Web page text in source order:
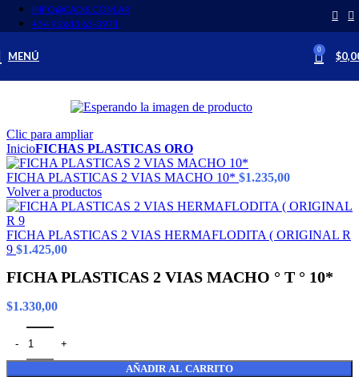
INFO@CADIS.COM.AR
‪+54 9 2613 63‑3971‬
MENÚ 0 $
Clic para ampliar
InicioFICHAS PLASTICAS ORO
FICHA PLASTICAS 2 VIAS MACHO 10* $1.235,00
Volver a productos
FICHA PLASTICAS 2 VIAS HERMAFLODITA ( ORIGINAL R
9 $1.425,00
FICHA PLASTICAS 2 VIAS MACHO ° T ° 10*
$1.330,00
AÑADIR AL CARRITO